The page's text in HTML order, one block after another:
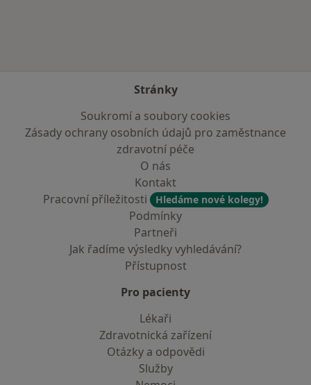
Stránky
Soukromí a soubory cookies
Zásady ochrany osobních údajů pro zaměstnance
zdravotní péče
O nás
Kontakt
Pracovní příležitosti
Hledáme nové kolegy!
Podmínky
Partneři
Jak řadíme výsledky vyhledávání?
Přístupnost
Pro pacienty
Lékaři
Zdravotnická zařízení
Otázky a odpovědi
Služby